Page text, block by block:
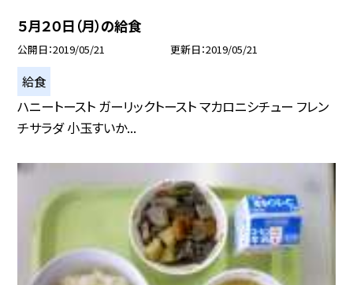
５月２０日（月）の給食
公開日 2019/05/21 更新日 2019/05/21
給食
ハニートースト ガーリックトースト マカロニシチュー フレン
チサラダ 小玉すいか...